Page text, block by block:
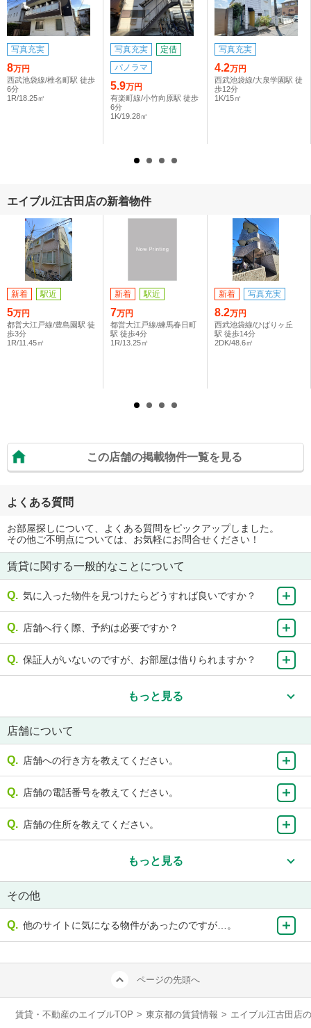
写真充実
8万円
西武池袋線/椎名町駅 徒歩
6分
1R/18.25㎡
写真充実
定借
パノラマ
5.9万円
有楽町線/小竹向原駅 徒歩
6分
1K/19.28㎡
写真充実
4.2万円
西武池袋線/大泉学園駅 徒
歩12分
1K/15㎡
エイブル江古田店の新着物件
新着 駅近
5万円
都営大江戸線/豊島園駅 徒
歩3分
1R/11.45㎡
新着 駅近
7万円
都営大江戸線/練馬春日町
駅 徒歩4分
1R/13.25㎡
新着 写真充実
8.2万円
西武池袋線/ひばりヶ丘
駅 徒歩14分
2DK/48.6㎡
この店舗の掲載物件一覧を見る
よくある質問
お部屋探しについて、よくある質問をピックアップしました。
その他ご不明点については、お気軽にお問合せください！
賃貸に関する一般的なことについて
気に入った物件を見つけたらどうすれば良いですか？
店舗へ行く際、予約は必要ですか？
保証人がいないのですが、お部屋は借りられますか？
もっと見る
店舗について
店舗への行き方を教えてください。
店舗の電話番号を教えてください。
店舗の住所を教えてください。
もっと見る
その他
他のサイトに気になる物件があったのですが…。
ページの先頭へ
賃貸・不動産のエイブルTOP > 東京都の賃貸情報 > エイブル江古田店